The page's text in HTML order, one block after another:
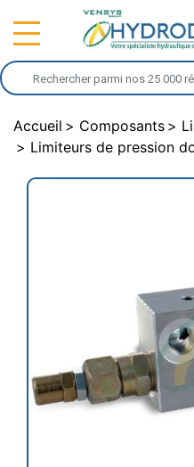
Accueil Composants
Limiteurs de pression